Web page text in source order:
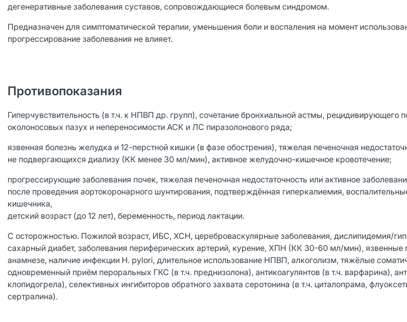
дегенеративные заболевания суставов, сопровождающиеся болевым синдромом.
Предназначен для симптоматической терапии, уменьшения боли и воспаления на момент
прогрессирование заболевания не влияет.
Противопоказания
Гиперчувствительность (в т.ч. к НПВП др. групп), сочетание бронхиальной астмы, рецидивирующего
околоносовых пазух и непереносимости АСК и ЛС пиразолонового ряда;
язвенная болезнь желудка и 12-перстной кишки (в фазе обострения), тяжелая печеночная
не подвергающихся диализу (КК менее 30 мл/мин), активное желудочно-кишечное кровотечение;
прогрессирующие заболевания почек, тяжелая печеночная недостаточность или активное
после проведения аортокоронарного шунтирования, подтверждённая гиперкалиемия,
кишечника,
детский возраст (до 12 лет), беременность, период лактации.
С осторожностью. Пожилой возраст, ИБС, ХСН, цереброваскулярные заболевания, дислипидемия/
сахарный диабет, заболевания периферических артерий, курение, ХПН (КК 30-60 мл/мин),
анамнезе, наличие инфекции Н. pуlori, длительное использование НПВП, алкоголизм, тяжёлые
одновременный приём пероральных ГКС (в т.ч. преднизолона), антикоагулянтов (в т.ч. варфарина),
клопидогрела), селективных ингибиторов обратного захвата серотонина (в т.ч. циталопрама,
сертралина).